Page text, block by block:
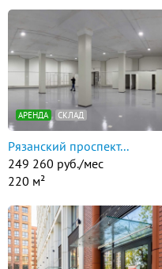
АРЕНДА СКЛАД
Рязанский проспект...
249 260 руб./мес
220 м²